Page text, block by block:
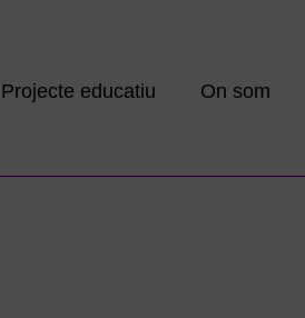
Projecte educatiu On som